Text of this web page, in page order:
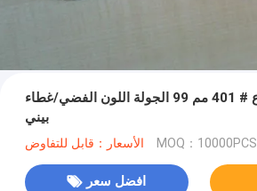
يمكن القاع # 401 مم 99 الجولة اللون الفضي/غطاء Strech
بيني
الأسعار：قابل للتفاوض MOQ：10000PCS
افضل سعر